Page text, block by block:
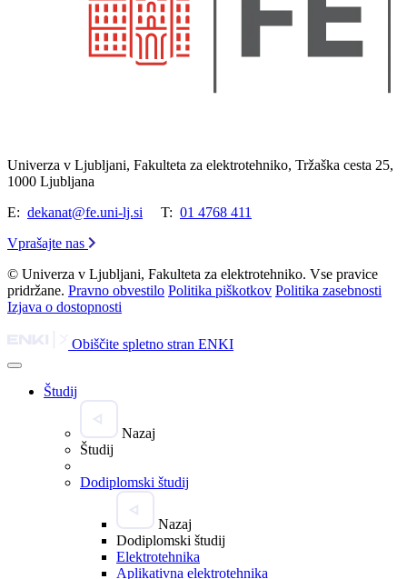
Univerza v Ljubljani, Fakulteta za elektrotehniko, Tržaška cesta 25,
1000 Ljubljana
E: dekanat@fe.uni-lj.si T: 01 4768 411
Vprašajte nas
© Univerza v Ljubljani, Fakulteta za elektrotehniko. Vse pravice
pridržane. Pravno obvestilo Politika piškotkov Politika zasebnosti
Izjava o dostopnosti
Obiščite spletno stran ENKI
Študij
Nazaj
Študij
Dodiplomski študij
Nazaj
Dodiplomski študij
Elektrotehnika
Aplikativna elektrotehnika